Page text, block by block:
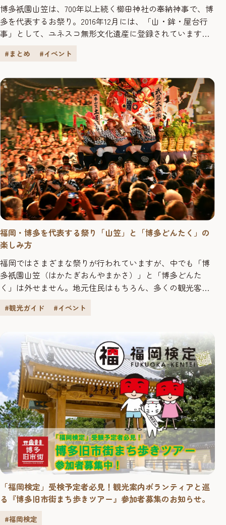
紹介
博多祇園山笠は、700年以上続く櫛田神社の奉納神事で、博
多を代表するお祭り。2016年12月には、「山・鉾・屋台行
事」として、ユネスコ無形文化遺産に登録されています。
までの15日間にわたり様々な行事が展開されます。ここで
介します！ 7月1日 ◆飾り山笠公開 7月1日より7月14日深...
#まとめ #イベント
福岡・博多を代表する祭り「山笠」と「博多どんたく」の
楽しみ方
福岡ではさまざまな祭りが行われていますが、中でも「博
多祇園山笠（はかたぎおんやまかさ）」と「博多どんた
く」は外せません。地元住民はもちろん、多くの観光客が
程、見どころ、楽しみ方をご紹介します。 【博多
奉納神事で、毎年7月1日から15日まで開催されます。その
起源は、仁治二（124...
#観光ガイド #イベント
「福岡検定」受検予定者必見！観光案内ボランティアと巡
る『博多旧市街まち歩きツアー』参加者募集のお知らせ。
#福岡検定